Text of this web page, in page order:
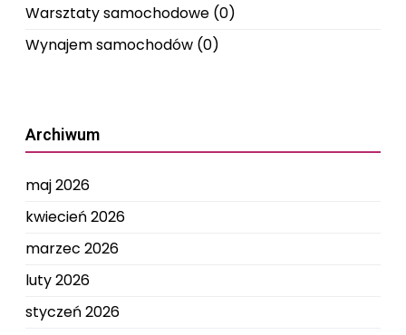
Warsztaty samochodowe (0)
Wynajem samochodów (0)
Archiwum
maj 2026
kwiecień 2026
marzec 2026
luty 2026
styczeń 2026